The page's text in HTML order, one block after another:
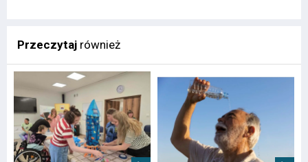
Przeczytaj również